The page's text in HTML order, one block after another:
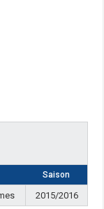
Saison
2015/2016